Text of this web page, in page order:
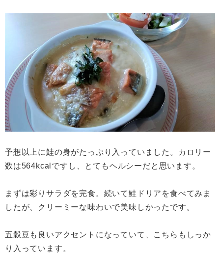
予想以上に鮭の身がたっぷり入っていました。カロリー
数は564kcalですし、とてもヘルシーだと思います。
まずは彩りサラダを完食。続いて鮭ドリアを食べてみま
したが、クリーミーな味わいで美味しかったです。
五穀豆も良いアクセントになっていて、こちらもしっか
り入っています。